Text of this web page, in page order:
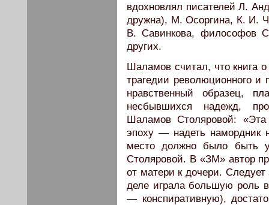
вдохновлял писателей Л.
дружна), М. Осоргина, К. И.
В. Савинкова, философов
других.
Шаламов считал, что книга
трагедии революционного и
нравственный образец,
несбывшихся надежд,
Шаламов Столяровой: «Эта
эпоху — надеть намордник
место должно было быть
Столяровой. В «ЗМ» автор
от матери к дочери.
деле играла большую роль
— конспиративную),